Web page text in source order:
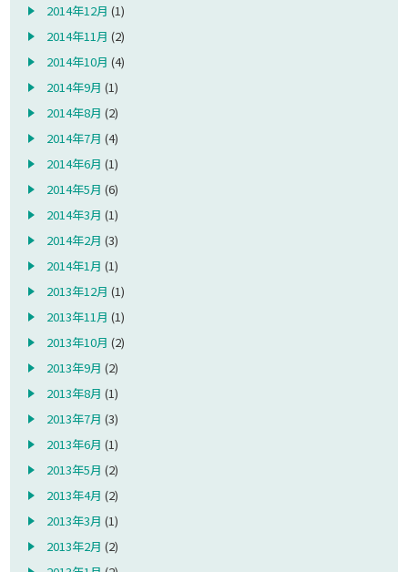
2014年12月 (1)
2014年11月 (2)
2014年10月 (4)
2014年9月 (1)
2014年8月 (2)
2014年7月 (4)
2014年6月 (1)
2014年5月 (6)
2014年3月 (1)
2014年2月 (3)
2014年1月 (1)
2013年12月 (1)
2013年11月 (1)
2013年10月 (2)
2013年9月 (2)
2013年8月 (1)
2013年7月 (3)
2013年6月 (1)
2013年5月 (2)
2013年4月 (2)
2013年3月 (1)
2013年2月 (2)